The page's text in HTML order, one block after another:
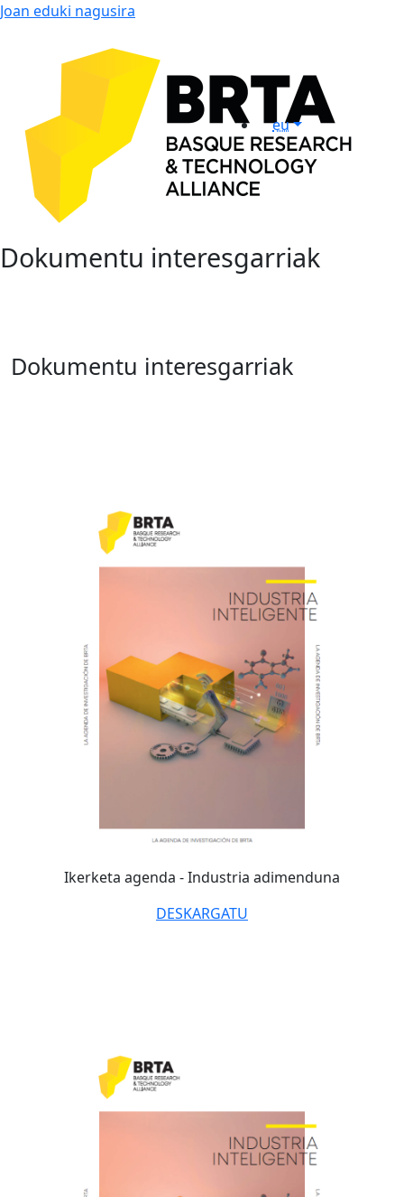
Joan eduki nagusira
eu
Dokumentu interesgarriak
Dokumentu interesgarriak
Ikerketa agenda - Industria adimenduna
DESKARGATU